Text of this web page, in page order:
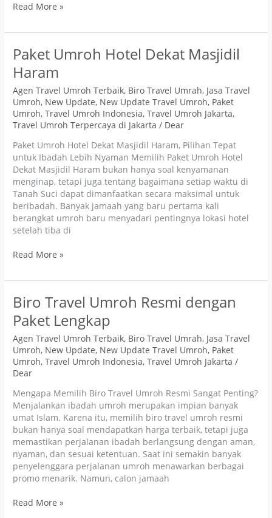
Read More »
Paket Umroh Hotel Dekat Masjidil
Haram
Agen Travel Umroh Terbaik, Biro Travel Umrah, Jasa Travel
Umroh, New Update, New Update Travel Umroh, Paket
Umroh,Travel Umroh Indonesia,Travel Umroh Jakarta,
Travel Umroh Terpercaya di Jakarta / Dear
Paket Umroh Hotel Dekat Masjidil Haram, Pilihan Tepat
untuk Ibadah Lebih Nyaman Memilih Paket Umroh Hotel
Dekat Masjidil Haram bukan hanya soal kenyamanan
menginap, tetapi juga tentang bagaimana setiap waktu di
Tanah Suci dapat dimanfaatkan secara maksimal untuk
beribadah. Banyak jamaah yang baru pertama kali
berangkat umroh baru menyadari pentingnya lokasi hotel
setelah tiba di
Paket
Umroh
Hotel
Dekat
Masjidil
Haram
Read More »
Biro Travel Umroh Resmi dengan
Paket Lengkap
Agen Travel Umroh Terbaik, Biro Travel Umrah, Jasa Travel
Umroh, New Update, New Update Travel Umroh, Paket
Umroh,Travel Umroh Indonesia,Travel Umroh Jakarta /
Dear
Mengapa Memilih Biro Travel Umroh Resmi Sangat Penting?
Menjalankan ibadah umroh merupakan impian banyak
umat Islam. Karena itu, memilih biro travel umroh resmi
bukan hanya soal mendapatkan harga terbaik, tetapi juga
memastikan perjalanan ibadah berlangsung dengan aman,
nyaman, dan sesuai ketentuan. Saat ini semakin banyak
penyelenggara perjalanan umroh menawarkan berbagai
promo menarik. Namun, calon jamaah
Biro
Travel
Umroh
Resmi
dengan
Paket
Lengkap
Read More »